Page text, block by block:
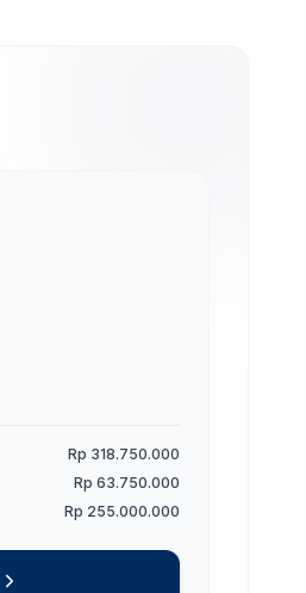
Rp 318.750.000
Rp 63.750.000
Rp 255.000.000